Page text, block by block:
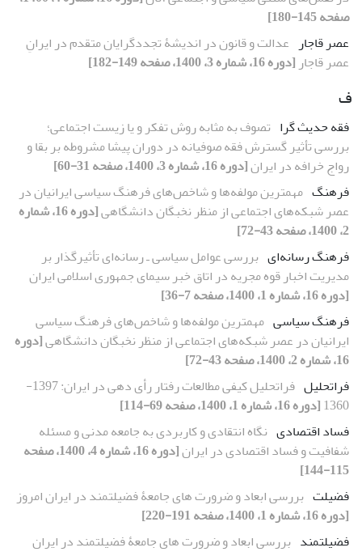
صفحه 145-180]
عصر قاجار عدالت و قانون در اندیشۀ تجددگرایان متقدم در ایرانِ
عصر قاجار [دوره 16، شماره 3، 1400، صفحه 149-182]
ف
فقه حدیث گرا تصوف به مثابه روش تفکر و یا زیست اجتماعی؛
بررسی تأثیر گسترش فقه صوفیانه در دوران پیشا مشروطه بر بقا و
رواج خرافه در ایران[دوره 16، شماره 3، 1400، صفحه 31-60]
فرهنگ مهمترین مولفه‌ها و شاخص‌های فرهنگ سیاسی ایرانیان در
عصر شبکه‌های اجتماعی از منظر نخبگان دانشگاهی
[دوره 16، شماره
2، 1400، صفحه 43-72]
فرهنگ رسانه‌ای بررسی عوامل سیاسی ـ رسانه‌ای تأثیرگذار بر
مدیریت اخبار قوه مجریه در اتاق خبر سیمای جمهوری اسلامی ایران
[دوره 16، شماره 1، 1400، صفحه 7-36]
فرهنگ سیاسی مهمترین مولفه‌ها و شاخص‌های فرهنگ سیاسی
ایرانیان در عصر شبکه‌های اجتماعی از منظر نخبگان دانشگاهی[دوره
16، شماره 2، 1400، صفحه 43-72]
فراتحلیل
فراتحلیل کیفی مطالعات رفتار رأی دهی در ایران: 1397-
1360[دوره 16، شماره 1، 1400، صفحه 69-114]
فساد اقتصادی نگاه انتقادی و کاربردی به جامعه مدنی و مسئله
شفافیت و فساد اقتصادی در ایران
[دوره 16، شماره 4، 1400، صفحه
115-144]
فضیلت بررسی ابعاد و ضرورت های جامعۀ فضیلتمند در ایران امروز
[دوره 16، شماره 1، 1400، صفحه 191-220]
فضیلتمند بررسی ابعاد و ضرورت های جامعۀ فضیلتمند در ایران